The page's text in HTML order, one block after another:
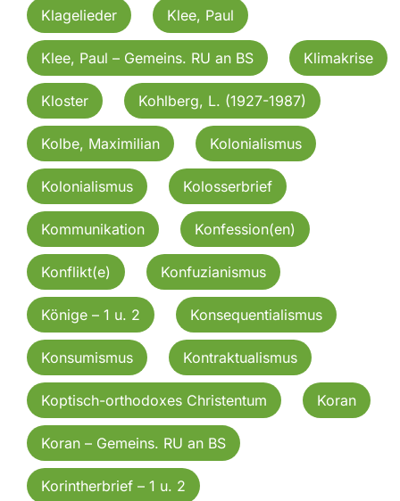
Klagelieder Klee, Paul
Klee, Paul – Gemeins. RU an BS Klimakrise
Kloster Kohlberg, L. (1927-1987)
Kolbe, Maximilian Kolonialismus
Kolonialismus Kolosserbrief
Kommunikation Konfession(en)
Konflikt(e) Konfuzianismus
Könige – 1 u. 2 Konsequentialismus
Konsumismus Kontraktualismus
Koptisch-orthodoxes Christentum Koran
Koran – Gemeins. RU an BS
Korintherbrief – 1 u. 2